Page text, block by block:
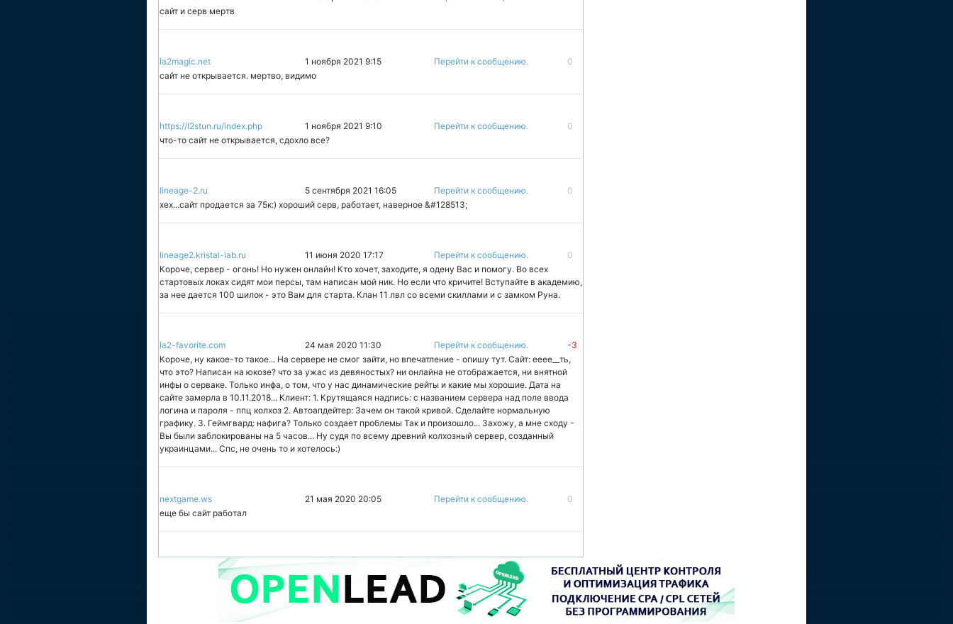
сайт и серв мертв
la2magic.net 1 ноября 2021 9:15 Перейти к сообщению.
0
сайт не открывается. мертво, видимо
https://l2stun.ru/index.php 1 ноября 2021 9:10 Перейти к сообщению.
0
что-то сайт не открывается, сдохло все?
lineage-2.ru 5 сентября 2021 16:05 Перейти к сообщению.
0
хех...сайт продается за 75к:) хороший серв, работает, наверное &#128513;
lineage2.kristal-lab.ru 11 июня 2020 17:17 Перейти к сообщению.
0
Короче, сервер - огонь! Но нужен онлайн! Кто хочет, заходите, я одену Вас и помогу. Во всех
стартовых локах сидят мои персы, там написан мой ник. Но если что кричите! Вступайте в академию,
за нее дается 100 шилок - это Вам для старта. Клан 11 лвл со всеми скиллами и с замком Руна.
la2-favorite.com 24 мая 2020 11:30 Перейти к сообщению.
-3
Короче, ну какое-то такое... На сервере не смог зайти, но впечатление - опишу тут. Сайт: ееее__ть,
что это? Написан на юкозе? что за ужас из девяностых? ни онлайна не отображается, ни внятной
инфы о серваке. Только инфа, о том, что у нас динамические рейты и какие мы хорошие. Дата на
сайте замерла в 10.11.2018... Клиент: 1. Крутящаяся надпись: с названием сервера над поле ввода
логина и пароля - ппц колхоз 2. Автоапдейтер: Зачем он такой кривой. Сделайте нормальную
графику. 3. Геймгвард: нафига? Только создает проблемы Так и произошло... Захожу, а мне сходу -
Вы были заблокированы на 5 часов... Ну судя по всему древний колхозный сервер, созданный
украинцами... Спс, не очень то и хотелось:)
nextgame.ws 21 мая 2020 20:05 Перейти к сообщению.
0
еще бы сайт работал